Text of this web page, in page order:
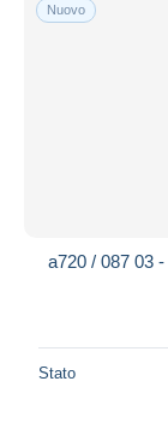
Nuovo
a720 / 087 03
Stato